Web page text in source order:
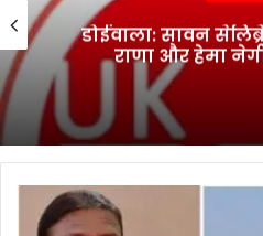
डोईवाला: सावन
राणा और हेमा